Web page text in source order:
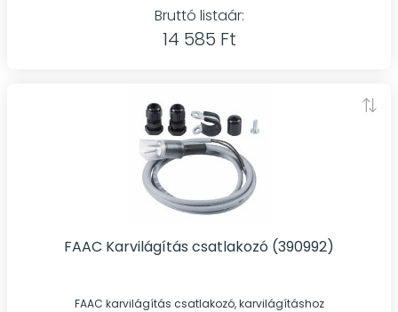
Bruttó listaár:
14 585 Ft
FAAC Karvilágítás csatlakozó (390992)
FAAC karvilágítás csatlakozó, karvilágításhoz